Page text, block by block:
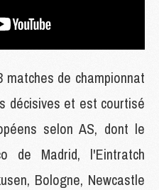
de championnat
décisives et est courtisé
selon AS, dont le
de Madrid, l'Eintratch
Bologne, Newcastle